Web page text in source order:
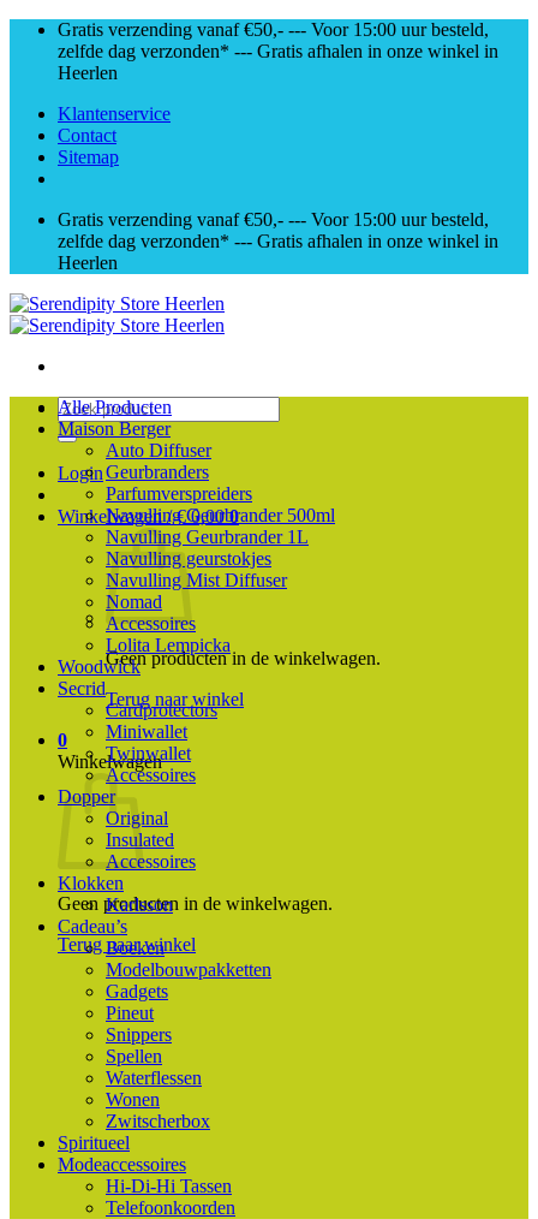
Skip
content
Gratis verzending vanaf €50,- --- Voor 15:00 uur besteld,
zelfde dag verzonden* --- Gratis afhalen in onze winkel in
Heerlen
Klantenservice
Contact
Sitemap
Gratis verzending vanaf €50,- --- Voor 15:00 uur besteld,
zelfde dag verzonden* --- Gratis afhalen in onze winkel in
Heerlen
Zoeken
naar:
Login
Winkelwagen /€0,00 0
Geen producten in de winkelwagen.
Terug naar winkel
0
Winkelwagen
Geen producten in de winkelwagen.
Terug naar winkel
Alle Producten
Maison Berger
Auto Diffuser
Geurbranders
Parfumverspreiders
Navulling Geurbrander 500ml
Navulling Geurbrander 1L
Navulling geurstokjes
Navulling Mist Diffuser
Nomad
Accessoires
Lolita Lempicka
Woodwick
Secrid
Cardprotectors
Miniwallet
Twinwallet
Accessoires
Dopper
Original
Insulated
Accessoires
Klokken
Karlsson
Cadeau’s
Boeken
Modelbouwpakketten
Gadgets
Pineut
Snippers
Spellen
Waterflessen
Wonen
Zwitscherbox
Spiritueel
Modeaccessoires
Hi-Di-Hi Tassen
Telefoonkoorden